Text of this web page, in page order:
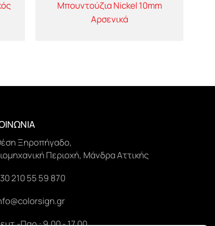
Μπουντούζια Nickel 10mm
Αρσενικά
Ξηροπήγαδο,
Περιοχή, Μάνδρα Αττικής
210 55 59 870